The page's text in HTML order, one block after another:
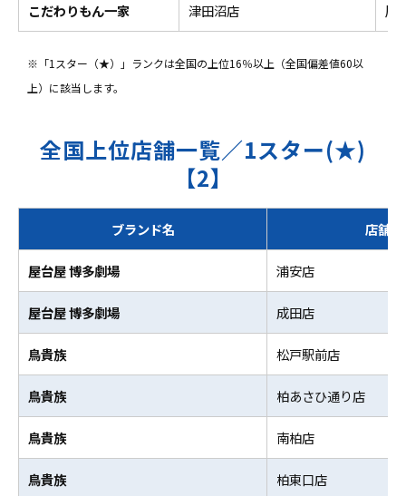
こだわりもん一家 津田沼店 居
※「1スター（★）」ランクは全国の上位16％以上（全国偏差値60以
上）に該当します。
全国上位店舗一覧／1スター(★)
【2】
ブランド名 店舗名
屋台屋 博多劇場 浦安店
屋台屋 博多劇場 成田店
鳥貴族 松戸駅前店
鳥貴族 柏あさひ通り店
鳥貴族 南柏店
鳥貴族 柏東口店